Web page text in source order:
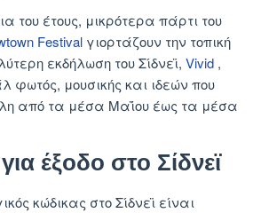
του έτους, μικρότερα πάρτι του
Festival γιορτάζουν την τοπική
εκδήλωση του Σίδνεϊ, Vivid ,
φωτός, μουσικής και ιδεών που
από τα μέσα Μαΐου έως τα μέσα
έξοδο στο Σίδνεϊ
κώδικας στο Σίδνεϊ είναι